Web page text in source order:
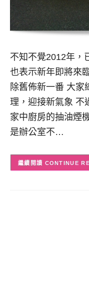
不知不覺2012年，
也表示新年即將來
除舊佈新一番 大家
理，迎接新氣象 不
家中廚房的抽油煙
是辦公室不…
CONTINUE